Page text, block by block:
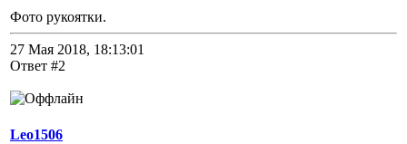
Фото рукоятки.
27 Мая 2018, 18:13:01
Ответ #2
Leo1506